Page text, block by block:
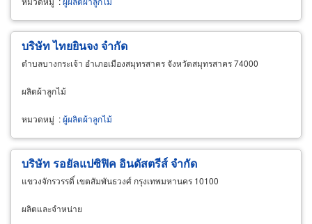
บริษัท ไทยยินจง จำกัด
ตำบลบางกระเจ้า อำเภอเมืองสมุทรสาคร จังหวัดสมุทรสาคร 74000
ผลิตผ้าลูกไม้
หมวดหมู่ :ผู้ผลิตผ้าลูกไม้
บริษัท รอยัลแปซิฟิค อินดัสตรีส์ จำกัด
แขวงจักรวรรดิ์ เขตสัมพันธวงศ์ กรุงเทพมหานคร 10100
ผลิตและจำหน่าย